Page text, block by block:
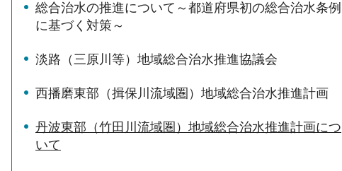
総合治水の推進について～都道府県初の総合治水条例
に基づく対策～
淡路（三原川等）地域総合治水推進協議会
西播磨東部（揖保川流域圏）地域総合治水推進計画
丹波東部（竹田川流域圏）地域総合治水推進計画につ
いて